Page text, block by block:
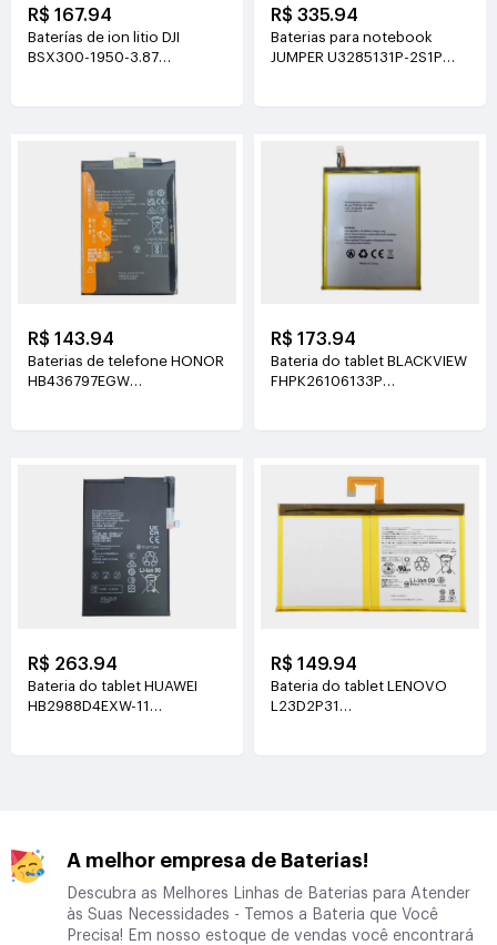
R$ 167.94
Baterías de ion litio DJI
BSX300-1950-3.87
R$ 335.94
Baterias para notebook
JUMPER U3285131P-2S1P
R$ 143.94
Baterias de telefone HONOR
HB436797EGW
R$ 173.94
Bateria do tablet BLACKVIEW
FHPK26106133P
R$ 263.94
Bateria do tablet HUAWEI
HB2988D4EXW-11
R$ 149.94
Bateria do tablet LENOVO
L23D2P31
A melhor empresa de Baterias!
Descubra as Melhores Linhas de Baterias para Atender
às Suas Necessidades - Temos a Bateria que Você
Precisa! Em nosso estoque de vendas você encontrará